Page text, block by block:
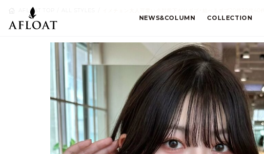
NEWS&COLUMN COLLECTION
AFLOAT TOP